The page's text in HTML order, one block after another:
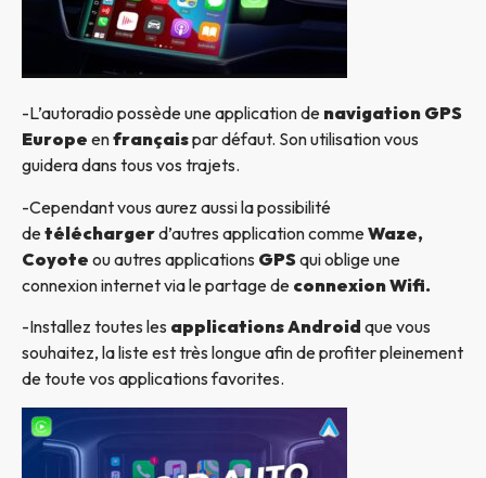
-L’autoradio possède une application de navigation GPS
Europe enfrançaispar défaut. Son utilisation vous
guidera dans tous vos trajets.
-Cependant vous aurez aussi la possibilité
detéléchargerd’autres application commeWaze,
Coyote ou autres applications GPSqui oblige une
connexion internet via le partage de connexion Wifi.
-Installez toutes les applications Android que vous
souhaitez, la liste est très longue afin de profiter pleinement
de toute vos applications favorites.